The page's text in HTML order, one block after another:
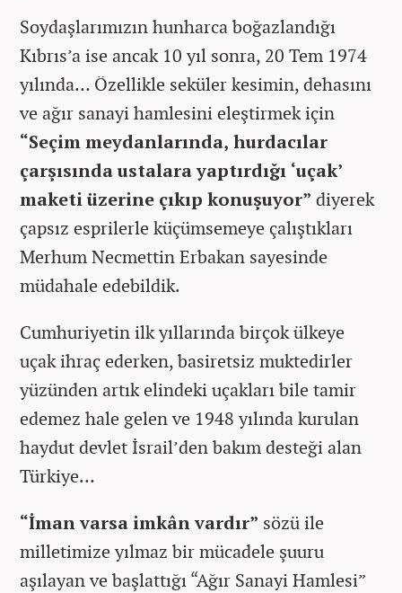
Soydaşlarımızın hunharca boğazlandığı
Kıbrıs’a ise ancak 10 yıl sonra, 20 Tem 1974
yılında… Özellikle seküler kesimin, dehasını
ve ağır sanayi hamlesini eleştirmek için
“Seçim meydanlarında, hurdacılar
çarşısında ustalara yaptırdığı ‘uçak’
maketi üzerine çıkıp konuşuyor” diyerek
çapsız esprilerle küçümsemeye çalıştıkları
Merhum Necmettin Erbakan sayesinde
müdahale edebildik.
Cumhuriyetin ilk yıllarında birçok ülkeye
uçak ihraç ederken, basiretsiz muktedirler
yüzünden artık elindeki uçakları bile tamir
edemez hale gelen ve 1948 yılında kurulan
haydut devlet İsrail’den bakım desteği alan
Türkiye…
“İman varsa imkân vardır” sözü ile
milletimize yılmaz bir mücadele şuuru
aşılayan ve başlattığı “Ağır Sanayi Hamlesi”